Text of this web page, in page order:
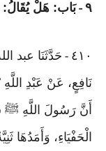
٩ -بَاب: هَلْ
٤١٠ - حَدَّثَنَا عبد
نَافِعٍ، عَنْ عَبْدِ
أَنَّ رَسُولَ اللَّهِ ﷺ
الْحَفْيَاءِ، وَأَمَدُهَا